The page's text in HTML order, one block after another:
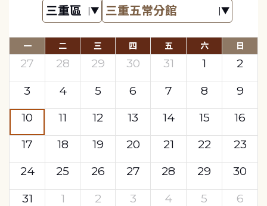
一 二 三 四 五 六 日
27 28 29 30 31 1
2
3
4 5 6 7 8
9
10
11 12 13 14 15
16
17
18 19 20 21 22
23
24
25 26 27 28 29
30
31
1 2 3 4 5 6